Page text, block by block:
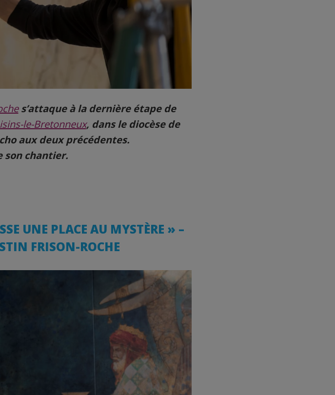
s’attaque à la dernière étape de
le-Bretonneux, dans le diocèse de
aux deux précédentes.
son chantier.
UNE PLACE AU MYSTÈRE » –
FRISON-ROCHE